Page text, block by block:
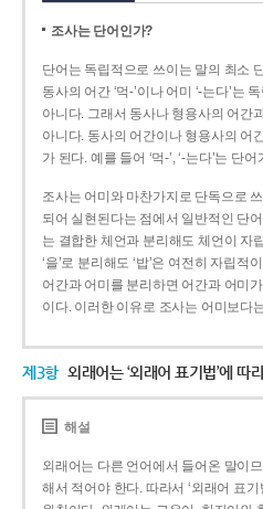
조사는 단어인가?
단어는 독립적으로 쓰이는 말의 최소
동사의 어간 ‘먹-­’이나 어미 ‘­-는다’는
아니다. 그래서 동사나 형용사의 어간
아니다. 동사의 어간이나 형용사의 어
가 된다. 예를 들어 ‘먹-’, ‘-는다’는 단
조사는 어미와 마찬가지로 단독으로
되어 실현된다는 점에서 일반적인 단
는 결합한 체언과 분리해도 체언이 자
‘을’로 분리해도 ‘밥’은 여전히 자립적
어간과 어미를 분리하면 어간과 어미
이다. 이러한 이유로 조사는 어미보다
제3항 외래어는 ‘외래어 표기법’에 따
해설
외래어는 다른 언어에서 들어온 말이
해서 적어야 한다. 따라서 ‘외래어 표기